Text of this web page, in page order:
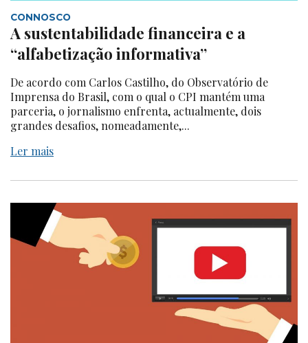
CONNOSCO
A sustentabilidade financeira e a
“alfabetização informativa”
De acordo com Carlos Castilho, do Observatório de
Imprensa do Brasil, com o qual o CPI mantém uma
parceria, o jornalismo enfrenta, actualmente, dois
grandes desafios, nomeadamente,...
Ler mais